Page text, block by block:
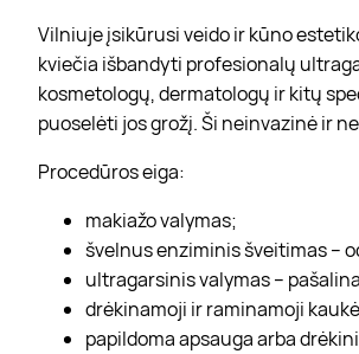
Vilniuje įsikūrusi veido ir kūno
kviečia išbandyti profesionalų
kosmetologų, dermatologų ir kitų
puoselėti jos grožį. Ši neinvazinė ir
Procedūros eiga:
makiažo valymas;
švelnus enziminis šveitimas –
ultragarsinis valymas –
drėkinamoji ir raminamoji
papildoma apsauga arba